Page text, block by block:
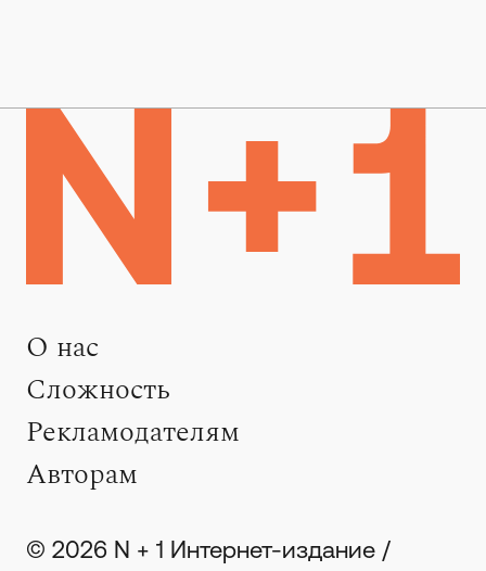
О нас
Сложность
Рекламодателям
Авторам
© 2026 N + 1 Интернет-издание /